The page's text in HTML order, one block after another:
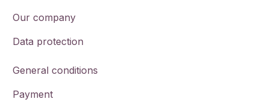
Our company
Data protection
General conditions
Payment